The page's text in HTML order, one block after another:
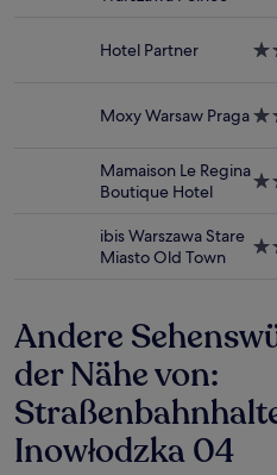
zusätzliche
Bedingungen
Hotel Partner
Moxy Warsaw Praga
Mamaison Le Regina
Boutique Hotel
ibis Warszawa Stare
Miasto Old Town
Andere
der Nähe von:
Inowłodzka 04